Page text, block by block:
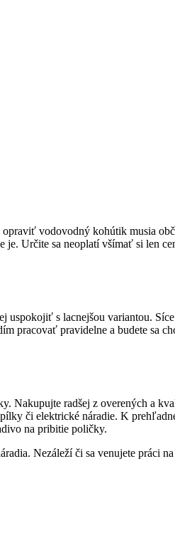
vodovodný kohútik musia
Určite sa neoplatí všímať si len
uspokojiť s lacnejšou variantou.
pracovať pravidelne a budete
Nakupujte radšej z overených a
či elektrické náradie. K
na pribitie poličky.
Nezáleží či sa venujete práci